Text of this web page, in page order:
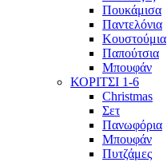
Πουκάμισα
Παντελόνια
Κουστούμια
Παπούτσια
Μπουφάν
ΚΟΡΙΤΣΙ 1-6
Christmas
Σετ
Πανωφόρια
Μπουφάν
Πυτζάμες